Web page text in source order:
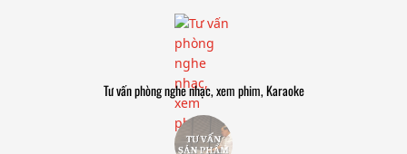
Tư vấn phòng nghe nhạc, xem phim, Karaoke